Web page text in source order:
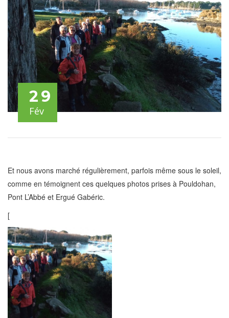
29
Fév
Et nous avons marché régulièrement, parfois même sous le soleil,
comme en témoignent ces quelques photos prises à Pouldohan,
Pont L’Abbé et Ergué Gabéric.
[